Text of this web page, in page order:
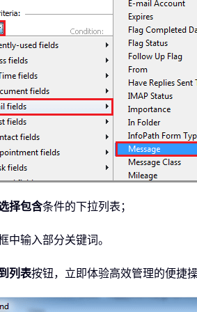
择包含条件的下拉列表；
中输入部分关键词。
列表按钮，立即体验高效管理的便捷